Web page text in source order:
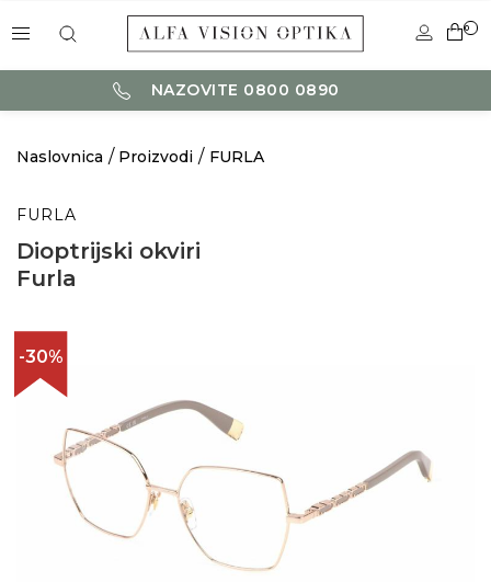
0
NAZOVITE 0800 0890
Naslovnica Proizvodi FURLA
FURLA
Dioptrijski okviri
Furla
-30%